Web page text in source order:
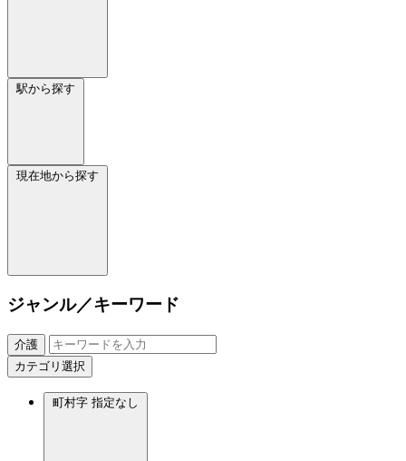
駅から探す
現在地から探す
ジャンル／キーワード
介護
カテゴリ選択
町村字 指定なし